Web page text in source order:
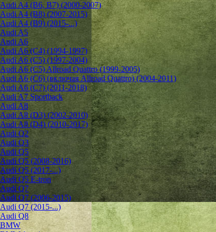
Audi A4 (B6, B7) (2000-2007)
Audi A4 (B8) (2007-2015)
Audi A4 (B9) (2015-...)
Audi A5
Audi A6
Audi A6 (C4) (1994-1997)
Audi A6 (C5) (1997-2004)
Audi A6 (C5) Allroad Quattro (1999-2005)
Audi A6 (C6) (включая Allroad Quattro) (2004-2011)
Audi A6 (C7) (2011-2018)
Audi A7 Sportback
Audi A8
Audi A8 (D3) (2002-2010)
Audi A8 (D4) (2010-2017)
Audi Q2
Audi Q3
Audi Q5
Audi Q5 (2008-2016)
Audi Q5 (2017-...)
Audi Q5 E-tron
Audi Q7
Audi Q7 (2006-2015)
Audi Q7 (2015-...)
Audi Q8
BMW